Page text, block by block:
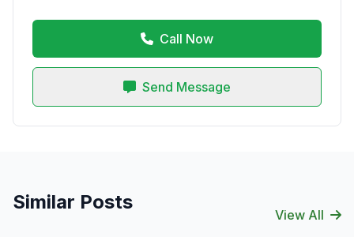
Call Now
Send Message
Similar Posts
View All